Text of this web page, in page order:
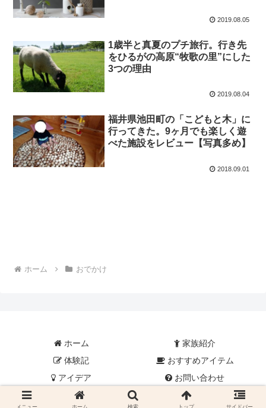
2019.08.05
1歳半と真夏のプチ旅行。行き先
をひるがの高原“牧歌の里”にした
3つの理由
2019.08.04
福井県池田町の「こどもと木」に
行ってきた。9ヶ月でも楽しく遊
べた施設をレビュー【写真多め】
2018.09.01
ホーム おでかけ
ホーム
家族紹介
体験記
おすすめアイテム
アイデア
お問い合わせ
© 2017-2026 つぶあんのパパよちよち歩き.
メニュー ホーム 検索 トップ サイドバー